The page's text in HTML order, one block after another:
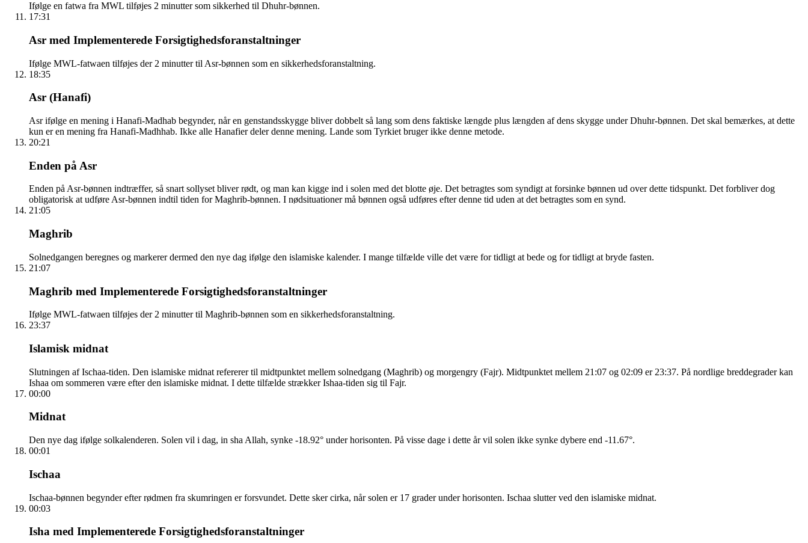
Ifølge en fatwa fra MWL tilføjes 2 minutter som sikkerhed til Dhuhr-bønnen.
17:31
Asr med Implementerede Forsigtighedsforanstaltninger
Ifølge MWL-fatwaen tilføjes der 2 minutter til Asr-bønnen som en sikkerhedsforanstaltning.
18:35
Asr (Hanafi)
Asr ifølge en mening i Hanafi-Madhab begynder, når en genstandsskygge bliver dobbelt så lang som dens faktiske længde plus længden af dens skygge under Dhuhr-bønnen. Det skal bemærkes, at dette
kun er en mening fra Hanafi-Madhhab. Ikke alle Hanafier deler denne mening. Lande som Tyrkiet bruger ikke denne metode.
20:21
Enden på Asr
Enden på Asr-bønnen indtræffer, så snart sollyset bliver rødt, og man kan kigge ind i solen med det blotte øje. Det betragtes som syndigt at forsinke bønnen ud over dette tidspunkt. Det forbliver dog
obligatorisk at udføre Asr-bønnen indtil tiden for Maghrib-bønnen. I nødsituationer må bønnen også udføres efter denne tid uden at det betragtes som en synd.
21:05
Maghrib
Solnedgangen beregnes og markerer dermed den nye dag ifølge den islamiske kalender. I mange tilfælde ville det være for tidligt at bede og for tidligt at bryde fasten.
21:07
Maghrib med Implementerede Forsigtighedsforanstaltninger
Ifølge MWL-fatwaen tilføjes der 2 minutter til Maghrib-bønnen som en sikkerhedsforanstaltning.
23:37
Islamisk midnat
Slutningen af Ischaa-tiden. Den islamiske midnat refererer til midtpunktet mellem solnedgang (Maghrib) og morgengry (Fajr). Midtpunktet mellem 21:07 og 02:09 er 23:37. På nordlige breddegrader kan
Ishaa om sommeren være efter den islamiske midnat. I dette tilfælde strækker Ishaa-tiden sig til Fajr.
00:00
Midnat
Den nye dag ifølge solkalenderen. Solen vil i dag, in sha Allah, synke -18.92° under horisonten. På visse dage i dette år vil solen ikke synke dybere end -11.67°.
00:01
Ischaa
Ischaa-bønnen begynder efter rødmen fra skumringen er forsvundet. Dette sker cirka, når solen er 17 grader under horisonten. Ischaa slutter ved den islamiske midnat.
00:03
Isha med Implementerede Forsigtighedsforanstaltninger